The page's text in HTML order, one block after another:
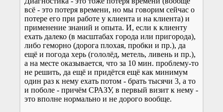
всё - это потеря времени, но мы говорим сейчас о
потере его при работе у клиента и на клиента) и
применение знаний и опыта. И, если к клиенту
ехать далеко (в масштабах города или пригорода),
либо геморно (дорога плохая, пробки и пр.), да
ещё и погода херь (гололёд, метель, ливень и пр.),
а на месте оказывается, что за 10 мин. проблему-то
не решить, да ещё и придётся ещё как минимум
один раз к нему ехать потом - брать тысячи 3, а то
и поболе - причём СРАЗУ, в первый визит к нему -
это вполне нормально и не дорого вообще.